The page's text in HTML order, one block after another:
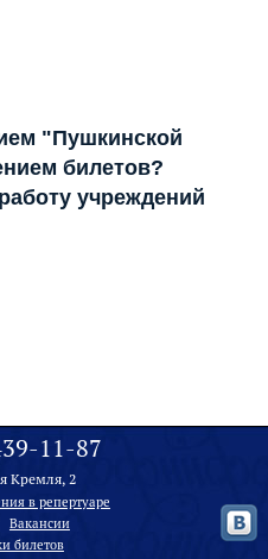
"Пушкинской
билетов?
учреждений
11-87
Кремля, 2
в репертуаре
Вакансии
билетов